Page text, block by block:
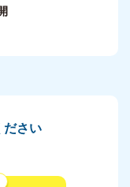
ださい